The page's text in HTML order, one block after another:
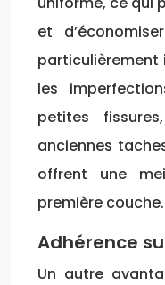
et
particulièrement
les
petites
anciennes
offrent une
première couche.
Adhérence
Un autre